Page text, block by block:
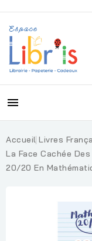

Accueil Livres
La Face Cachée
20/20 En